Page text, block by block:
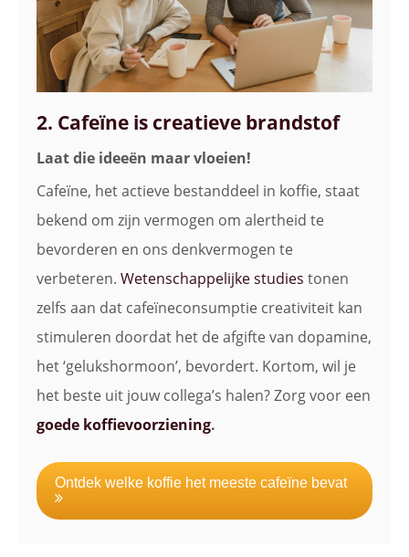
2. Cafeïne is creatieve brandstof
Laat die ideeën maar vloeien!
Cafeïne, het actieve bestanddeel in koffie, staat
bekend om zijn vermogen om alertheid te
bevorderen en ons denkvermogen te
verbeteren. Wetenschappelijke studies tonen
zelfs aan dat cafeïneconsumptie creativiteit kan
stimuleren doordat het de afgifte van dopamine,
het ‘gelukshormoon’, bevordert. Kortom, wil je
het beste uit jouw collega’s halen? Zorg voor een
goede koffievoorziening.
Ontdek welke koffie het meeste cafeïne bevat